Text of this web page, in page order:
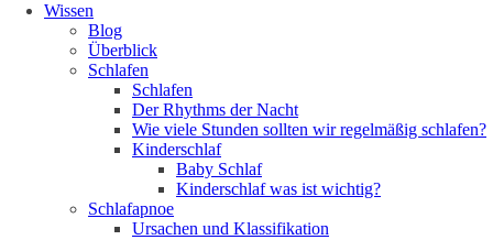
Wissen
Blog
Überblick
Schlafen
Schlafen
Der Rhythms der Nacht
Wie viele Stunden sollten wir regelmäßig schlafen?
Kinderschlaf
Baby Schlaf
Kinderschlaf was ist wichtig?
Schlafapnoe
Ursachen und Klassifikation